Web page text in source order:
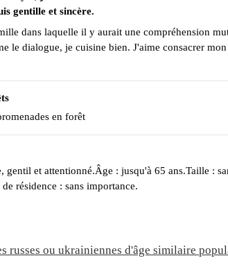
gentille et sincère.
dans laquelle il y aurait une compréhension
le dialogue, je cuisine bien. J'aime consacrer
en forêt
gentil et attentionné.Âge : jusqu'à 65 ans.Taille :
résidence : sans importance.
russes ou ukrainiennes d'âge similaire